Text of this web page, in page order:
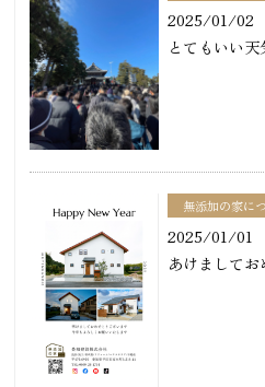
2025/01/02
とてもいい天
無添加の家に
2025/01/01
あけまして